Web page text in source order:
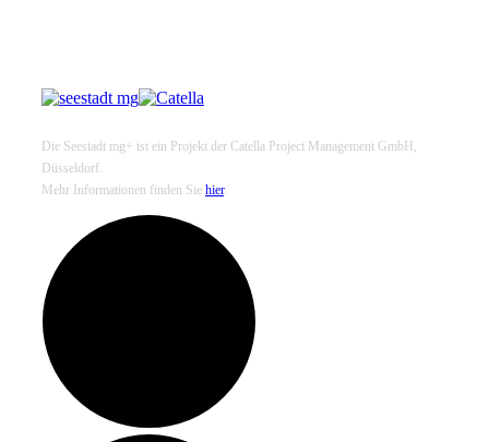
Die Seestadt mg+ ist ein Projekt der Catella Project Management GmbH,
Düsseldorf.
Mehr Informationen finden Sie hier.